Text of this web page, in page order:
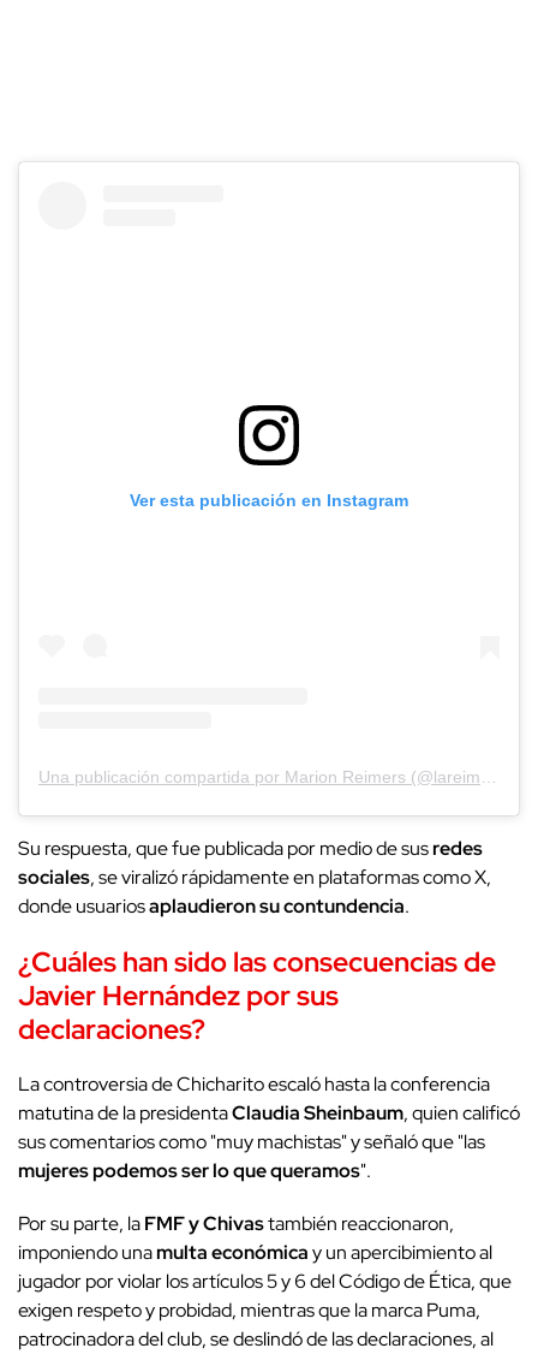
Ver esta publicación en Instagram
Su respuesta, que fue publicada por medio de susredes
sociales, se viralizó rápidamente en plataformas como X,
donde usuariosaplaudieron su contundencia.
¿Cuáles han sido las consecuencias de
Javier Hernándezpor sus
declaraciones?
La controversia de Chicharito escaló hasta la conferencia
matutina de la presidentaClaudia Sheinbaum, quien calificó
sus comentarios como "muy machistas" y señaló que "las
mujeres podemos ser lo que queramos".
Por su parte, laFMF y Chivastambién reaccionaron,
imponiendo unamulta económicay un apercibimiento al
jugador por violar los artículos 5 y 6 del Código de Ética, que
exigen respeto y probidad, mientras que la marca Puma,
patrocinadora del club, se deslindó de las declaraciones, al